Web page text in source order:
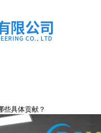
些具体贡献？